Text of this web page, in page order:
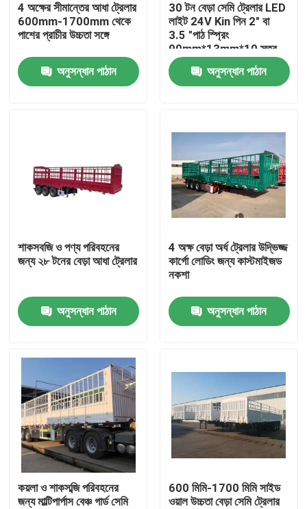
ভিডিও
আমাদের সম্পর্কে
মান নিয়ন্ত্রণ
উদ্ধৃতির জন্য আবেদন
ব্যবহৃত ডাম্প ট্রাক
ব্যবহৃত টিপার ট্রাক
4 অক্ষের সীমান্তের আধা ট্রেলার
600mm-1700mm থেকে
পাশের প্রাচীর উচ্চতা সঙ্গে
অনুসন্ধান পাঠান
30 টন বেড়া সেমি ট্রেলার LED
লাইট 24V Kin পিন 2" বা
3.5 "পাঠ স্প্রিং
90mm*13mm*10 স্তর
অনুসন্ধান পাঠান
শাকসবজি ও পণ্য পরিবহনের
জন্য ২৮ টনের বেড়া আধা ট্রেলার
অনুসন্ধান পাঠান
4 অক্ষ বেড়া অর্ধ ট্রেলার উদ্ভিজ্জ
কার্গো লোডিং জন্য কাস্টমাইজড
নকশা
অনুসন্ধান পাঠান
কয়লা ও শাকসব্জি পরিবহনের
জন্য মাল্টিপার্পাস বেঞ্চ গার্ড সেমি
600 মিমি-1700 মিমি সাইড
ওয়াল উচ্চতা বেড়া সেমি ট্রেলার